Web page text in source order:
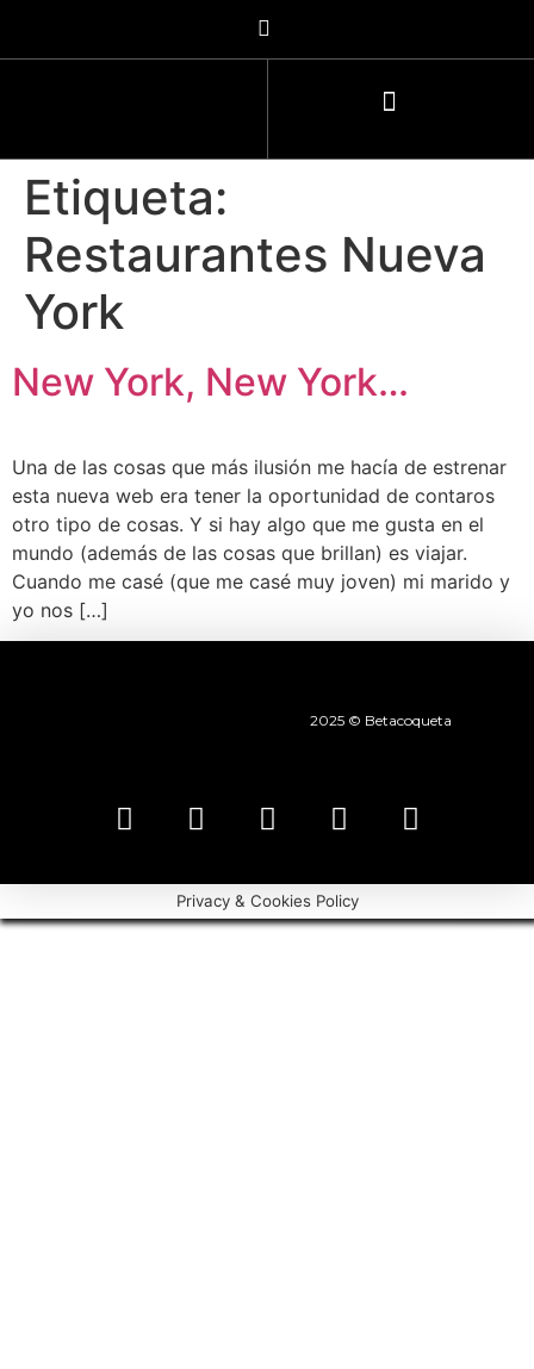
Etiqueta:
Restaurantes Nueva
York
New York, New York…
Una de las cosas que más ilusión me hacía de estrenar
esta nueva web era tener la oportunidad de contaros
otro tipo de cosas. Y si hay algo que me gusta en el
mundo (además de las cosas que brillan) es viajar.
Cuando me casé (que me casé muy joven) mi marido y
yo nos […]
2025 © Betacoqueta
Privacy & Cookies Policy